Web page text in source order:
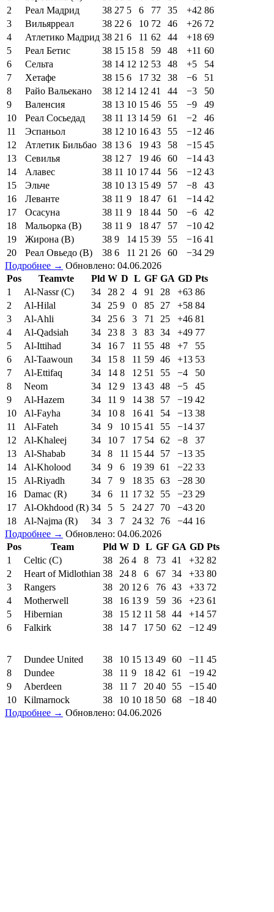
2
Реал Мадрид 38 27 5 6 77 35 +42 86
3
Вильярреал 38 22 6 10 72 46 +26 72
4
Атлетико Мадрид 38 21 6 11 62 44 +18 69
5
Реал Бетис 38 15 15 8 59 48 +11 60
6
Сельта 38 14 12 12 53 48 +5
54
7
Хетафе 38 15 6 17 32 38 −6
51
8
Райо Вальекано 38 12 14 12 41 44 −3
50
9
Валенсия 38 13 10 15 46 55 −9
49
10
Реал Сосьедад 38 11 13 14 59 61 −2
46
11
Эспаньол 38 12 10 16 43 55 −12 46
12
Атлетик Бильбао 38 13 6 19 43 58 −15 45
13
Севилья 38 12 7 19 46 60 −14 43
14
Алавес 38 11 10 17 44 56 −12 43
15
Эльче 38 10 13 15 49 57 −8
43
16
Леванте 38 11 9 18 47 61 −14 42
17
Осасуна 38 11 9 18 44 50 −6
42
18
Мальорка (В) 38 11 9 18 47 57 −10 42
19
Жирона (В) 38 9 14 15 39 55 −16 41
20
Реал Овьедо (В) 38 6 11 21 26 60 −34 29
Подробнее → Обновлено: 04.06.2026
Pos
Teamvte Pld W D L GF GA GD Pts
1
Al-Nassr (C) 34 28 2 4 91 28 +63 86
2
Al-Hilal 34 25 9 0 85 27 +58 84
3
Al-Ahli 34 25 6 3 71 25 +46 81
4
Al-Qadsiah 34 23 8 3 83 34 +49 77
5
Al-Ittihad 34 16 7 11 55 48 +7
55
6
Al-Taawoun 34 15 8 11 59 46 +13 53
7
Al-Ettifaq 34 14 8 12 51 55 −4
50
8
Neom 34 12 9 13 43 48 −5
45
9
Al-Hazem 34 11 9 14 38 57 −19 42
10
Al-Fayha 34 10 8 16 41 54 −13 38
11
Al-Fateh 34 9 10 15 41 55 −14 37
12
Al-Khaleej 34 10 7 17 54 62 −8
37
13
Al-Shabab 34 8 11 15 44 57 −13 35
14
Al-Kholood 34 9 6 19 39 61 −22 33
15
Al-Riyadh 34 7 9 18 35 63 −28 30
16
Damac (R) 34 6 11 17 32 55 −23 29
17
Al-Okhdood (R) 34 5 5 24 27 70 −43 20
18
Al-Najma (R) 34 3 7 24 32 76 −44 16
Подробнее → Обновлено: 04.06.2026
Pos
Team Pld W D L GF GA GD Pts
1
Celtic (C) 38 26 4 8 73 41 +32 82
2
Heart of Midlothian 38 24 8 6 67 34 +33 80
3
Rangers 38 20 12 6 76 43 +33 72
4
Motherwell 38 16 13 9 59 36 +23 61
5
Hibernian 38 15 12 11 58 44 +14 57
6
Falkirk 38 14 7 17 50 62 −12 49
7 Dundee United 38 10 15 13 49 60 −11 45
8
Dundee 38 11 9 18 42 61 −19 42
9
Aberdeen 38 11 7 20 40 55 −15 40
10
Kilmarnock 38 10 10 18 50 68 −18 40
Подробнее → Обновлено: 04.06.2026